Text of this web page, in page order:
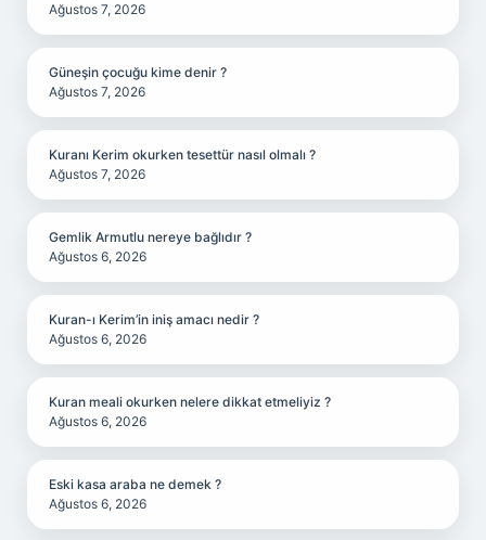
Ağustos 7, 2026
Güneşin çocuğu kime denir ?
Ağustos 7, 2026
Kuranı Kerim okurken tesettür nasıl olmalı ?
Ağustos 7, 2026
Gemlik Armutlu nereye bağlıdır ?
Ağustos 6, 2026
Kuran-ı Kerim’in iniş amacı nedir ?
Ağustos 6, 2026
Kuran meali okurken nelere dikkat etmeliyiz ?
Ağustos 6, 2026
Eski kasa araba ne demek ?
Ağustos 6, 2026